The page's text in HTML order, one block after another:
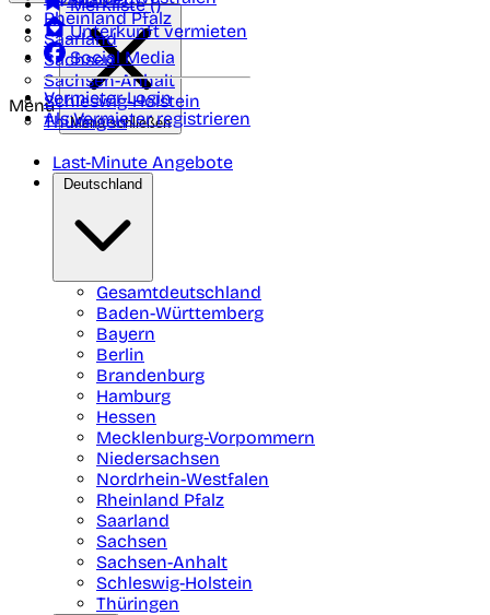
Rheinland Pfalz
Saarland
Sachsen
Sachsen-Anhalt
Schleswig-Holstein
Thüringen
Merkliste ()
Unterkunft vermieten
Social Media
Vermieter-Login
Als Vermieter registrieren
Menü
Menü schließen
Last-Minute Angebote
Deutschland
Gesamtdeutschland
Baden-Württemberg
Bayern
Berlin
Brandenburg
Hamburg
Hessen
Mecklenburg-Vorpommern
Niedersachsen
Nordrhein-Westfalen
Rheinland Pfalz
Saarland
Sachsen
Sachsen-Anhalt
Schleswig-Holstein
Thüringen